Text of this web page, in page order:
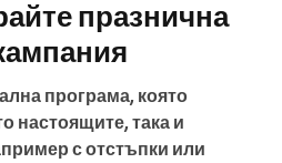
празнична
програма, която
настоящите, така и
с отстъпки или